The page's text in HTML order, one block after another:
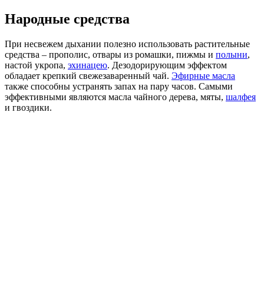
Народные средства
При несвежем дыхании полезно использовать растительные
средства – прополис, отвары из ромашки, пижмы и полыни,
настой укропа, эхинацею. Дезодорирующим эффектом
обладает крепкий свежезаваренный чай. Эфирные масла
также способны устранять запах на пару часов. Самыми
эффективными являются масла чайного дерева, мяты, шалфея
и гвоздики.